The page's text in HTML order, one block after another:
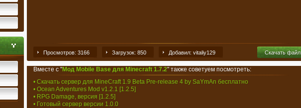
Просмотров: 3166 Загрузок: 850 Добавил: vitaliy129 Скачать файл
Вместе с "Мод Mobile Base для Minecraft 1.7.2" также советуем посмотреть:
• Скачать сервер для MineCraft 1.9 Beta Pre-release 4 by SaYmAn бесплатно
• Ocean Adventures Mod v1.2.1 [1.2.5]
• RPG Damage, версия [1.2.5]
• Готовый сервер версии 1.0.0